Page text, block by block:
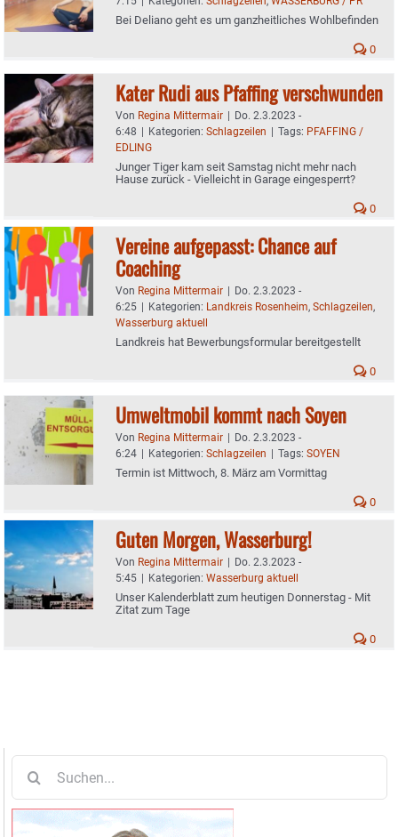
Bei Deliano geht es um ganzheitliches Wohlbefinden
0
Kater Rudi aus Pfaffing verschwunden
Von Regina Mittermair | Do. 2.3.2023 -
6:48 | Kategorien: Schlagzeilen | Tags: PFAFFING /
EDLING
Junger Tiger kam seit Samstag nicht mehr nach
Hause zurück - Vielleicht in Garage eingesperrt?
0
Vereine aufgepasst: Chance auf
Coaching
Von Regina Mittermair | Do. 2.3.2023 -
6:25 | Kategorien: Landkreis Rosenheim, Schlagzeilen,
Wasserburg aktuell
Landkreis hat Bewerbungsformular bereitgestellt
0
Umweltmobil kommt nach Soyen
Von Regina Mittermair | Do. 2.3.2023 -
6:24 | Kategorien: Schlagzeilen | Tags: SOYEN
Termin ist Mittwoch, 8. März am Vormittag
0
Guten Morgen, Wasserburg!
Von Regina Mittermair | Do. 2.3.2023 -
5:45 | Kategorien: Wasserburg aktuell
Unser Kalenderblatt zum heutigen Donnerstag - Mit
Zitat zum Tage
0
nach: